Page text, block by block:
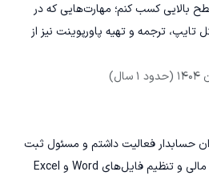
و گزارش‌نویسی را در سطح بالایی کسب کنم؛ مهارت‌هایی که در
مثل تایپ، ترجمه و تهیه پاورپوینت نیز از
(حدود 1 سال)
مجموعه به‌عنوان حسابدار فعالیت داشتم و مسئول ثبت